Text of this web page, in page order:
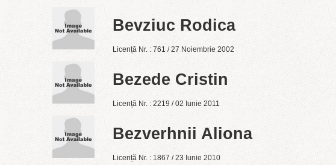
Bevziuc Rodica
Licență Nr. : 761 / 27 Noiembrie 2002
Bezede Cristin
Licență Nr. : 2219 / 02 Iunie 2011
Bezverhnii Aliona
Licență Nr. : 1867 / 23 Iunie 2010